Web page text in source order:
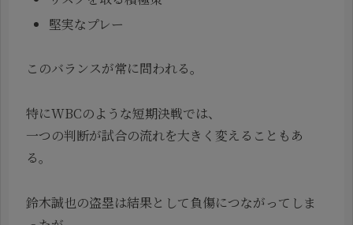
堅実なプレー
このバランスが常に問われる。
特にWBCのような短期決戦では、
一つの判断が試合の流れを大きく変えることもあ
る。
鈴木誠也の盗塁は結果として負傷につながってしま